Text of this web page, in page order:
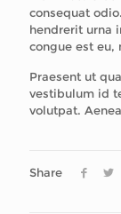
consequat
hendrerit urna
congue est eu,
Praesent ut
vestibulum id
volutpat.
Share